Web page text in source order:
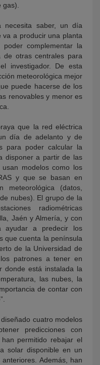
necesita saber, un día
a producir una planta
complementar la
otras centrales para
investigador. De esta
meteorológica mejor
puede hacerse de los
renovables y menor es
que la red eléctrica
día de adelanto y de
para poder calcular la
disponer a partir de las
modelos como los
y que se basan en
meteorológica (datos,
nubes). El grupo de la
radiométricas
Jaén y Almería, y con
ayudar a predecir los
que cuenta la península
de la Universidad de
patrones a tener en
donde está instalada la
las nubes, la
de contar con
cuatro modelos
predicciones con
permitido rebajar el
solar disponible en un
Además, han